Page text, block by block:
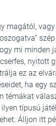
magától,
mi minden
nyitott
ez az
ha egy
témákat
típusú
Álljon itt